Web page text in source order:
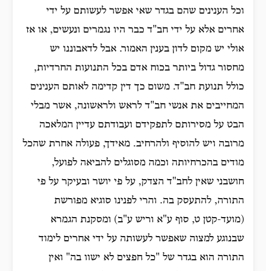
וכל הענינים שהם בגדר שאי אפשר לעשותם על ידי
אחרים אלא על ידי חב"ד כבר היו נגמרים ונעשים, או אז
אולי יש מקום לדון בענין האמור. אבל לדאבוננו יש
מחסור גדול ביותר בכוח אדם בכל התנועות החרדיות,
כולל תנועת חב"ד. משום כך דין קדימה לאותם הענינים
המחייבים את אנשי חב"ד לראש ולראשונה, אשר מבלי
הבט על מסירותם לתפקידם ועבודתם עדיין המלאכה
מרובה ויש להוסיף ולהרחיב. מאידך, פעולה אחרת שהכל
מודים בהכרחיותה וכמה מסוגלים להביאה לפועל,
חושבני שאין לחב"ד הצדק, על פי יושר ובעיקר על פי
התורה, להתעסק בה. והרי לפנינו סוגיא מפורשת
(מועד-קטן ט, סוף ע"א וריש ע"ב) ומסקנת הגמרא
שבנוגע למצוה שאפשר לעשותה על ידי אחרים לימוד
התורה הוא בגדר של "כל חפצים לא ישוו בה" ואין